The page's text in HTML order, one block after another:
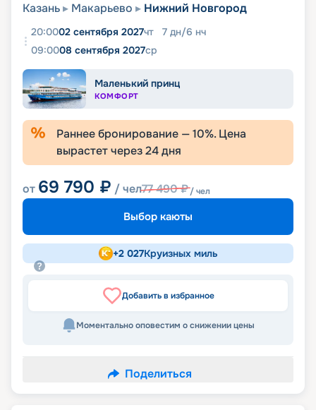
Казань
Макарьево Нижний Новгород
20:0002 сентября 2027чт 7 дн/6 нч
09:0008 сентября 2027ср
Маленький принц
КОМФОРТ
Раннее бронирование —10%. Цена
вырастет через24дня
от 69 790 ₽ / чел77 490₽/ чел
Выбор каюты
+2 027Круизных миль
Добавить в избранное
Моментально оповестим о снижении цены
Поделиться